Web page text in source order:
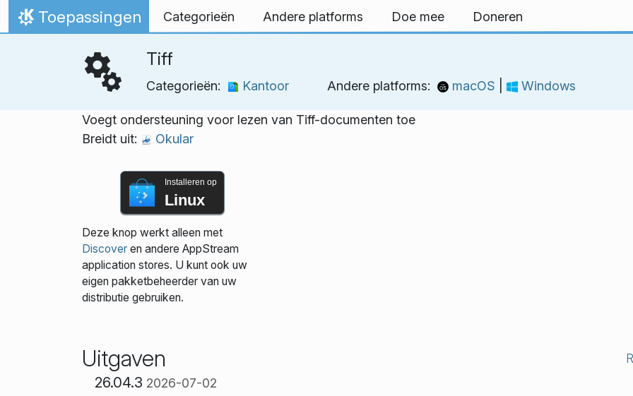
Spring naar inhoud
Thuis
Toepassingen Categorieën Andere platforms Doe mee Doneren
Tiff
Categorieën: Kantoor Andere platforms: macOS Windows
Voegt ondersteuning voor lezen van Tiff-documenten toe
Breidt uit:
Okular
Installeren op
Linux
Deze knop werkt alleen met
Discoveren andere AppStream
application stores. U kunt ook uw
eigen pakketbeheerder van uw
distributie gebruiken.
Uitgaven
26.04.3 2026-07-02